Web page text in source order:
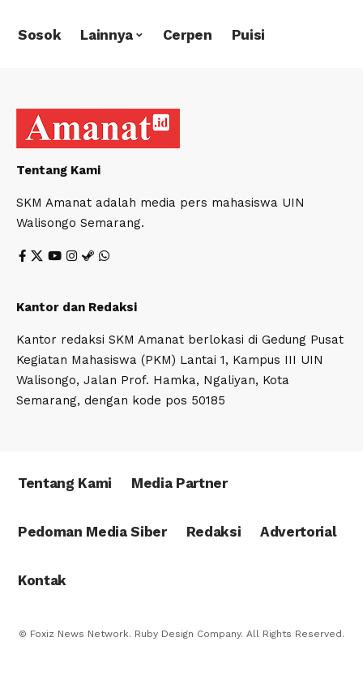
Sosok Lainnya Cerpen Puisi
Tentang Kami
SKM Amanat adalah media pers mahasiswa UIN
Walisongo Semarang.
Kantor dan Redaksi
Kantor redaksi SKM Amanat berlokasi di Gedung Pusat
Kegiatan Mahasiswa (PKM) Lantai 1, Kampus III UIN
Walisongo, Jalan Prof. Hamka, Ngaliyan, Kota
Semarang, dengan kode pos 50185
Tentang Kami Media Partner
Pedoman Media Siber Redaksi Advertorial
Kontak
© Foxiz News Network. Ruby Design Company. All Rights Reserved.